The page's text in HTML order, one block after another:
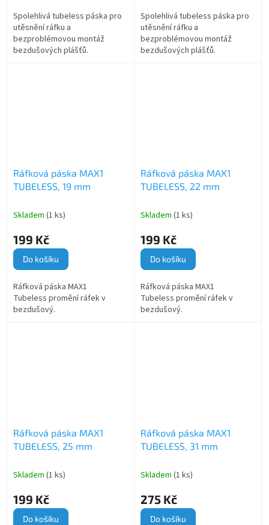
Spolehlivá tubeless páska pro
utěsnění ráfku a
bezproblémovou montáž
bezdušových plášťů.
Spolehlivá tubeless páska pro
utěsnění ráfku a
bezproblémovou montáž
bezdušových plášťů.
Ráfková páska MAX1
TUBELESS, 19 mm
Skladem (1 ks)
199 Kč
Do košíku
Ráfková páska MAX1
Tubeless promění ráfek v
bezdušový.
Ráfková páska MAX1
TUBELESS, 22 mm
Skladem (1 ks)
199 Kč
Do košíku
Ráfková páska MAX1
Tubeless promění ráfek v
bezdušový.
Ráfková páska MAX1
TUBELESS, 25 mm
Skladem (1 ks)
199 Kč
Do košíku
Ráfková páska MAX1
TUBELESS, 31 mm
Skladem (1 ks)
275 Kč
Do košíku